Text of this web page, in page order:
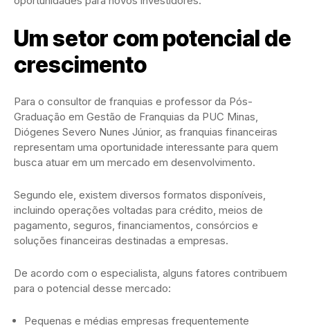
Um setor com potencial de
crescimento
Para o consultor de franquias e professor da Pós-
Graduação em Gestão de Franquias da PUC Minas,
Diógenes Severo Nunes Júnior, as franquias financeiras
representam uma oportunidade interessante para quem
busca atuar em um mercado em desenvolvimento.
Segundo ele, existem diversos formatos disponíveis,
incluindo operações voltadas para crédito, meios de
pagamento, seguros, financiamentos, consórcios e
soluções financeiras destinadas a empresas.
De acordo com o especialista, alguns fatores contribuem
para o potencial desse mercado:
Pequenas e médias empresas frequentemente